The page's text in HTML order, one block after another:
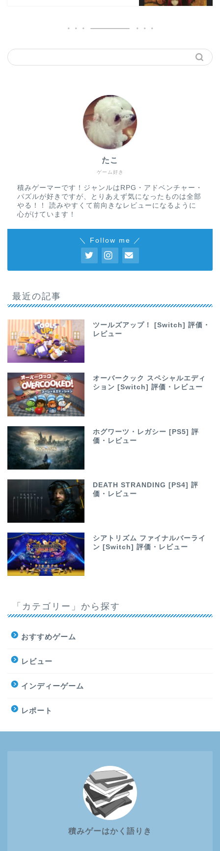
ゲーム好き
たこ
積みゲーマーです！ジャンルはRPG・アドベンチャー・
パズルが好きですが、とりあえず気になったものは全部
やる！！ 読みやすくて前向きなレビューになるように
心がけています！
＼ Follow me ／
最近の記事
ツールズアップ！ [Switch] 評価・
レビュー
オーバークック スペシャルエディ
ション [Switch] 評価・レビュー
ホグワーツ・レガシー [PS5] 評
価・レビュー
DEATH STRANDING [PS4] 評
価・レビュー
シアトリズム ファイナルバーライ
ン [Switch] 評価・レビュー
「カテゴリー」から探す
おすすめゲーム
レビュー
インディーゲーム
レポート
積みゲーはかく語りき